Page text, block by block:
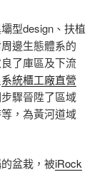
型design、扶植
邊生態體系的
了庫區及下流
系統櫃工廠直營
驟晉陞了區域
，為黃河道域
盆栽，被iRock